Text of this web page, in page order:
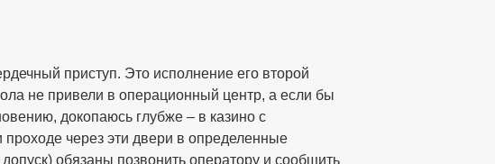
приступ. Это исполнение его второй
не привели в операционный центр, а если бы
докопаюсь глубже – в казино с
через эти двери в определенные
обязаны позвонить оператору и сообщить